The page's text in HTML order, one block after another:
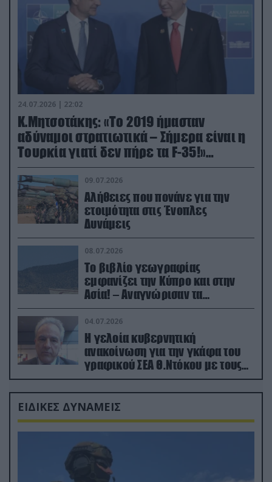
24.07.2026 | 22:02
Κ.Μητσοτάκης: «Το 2019 ήμασταν
αδύναμοι στρατιωτικά – Σήμερα είναι η
Τουρκία γιατί δεν πήρε τα F-35!»
(βίντεο)
09.07.2026
Αλήθειες που πονάνε για την
ετοιμότητα στις Ένοπλες
Δυνάμεις
08.07.2026
Το βιβλίο γεωγραφίας
εμφανίζει την Κύπρο και στην
Ασία! – Αναγνώρισαν τα
κατεχόμενα; (φωτο)
04.07.2026
Η γελοία κυβερνητική
ανακοίνωση για την γκάφα του
γραφικού ΣΕΑ Θ.Ντόκου με τους
Ρώσους φαρσέρ
ΕΙΔΙΚΕΣ ΔΥΝΑΜΕΙΣ